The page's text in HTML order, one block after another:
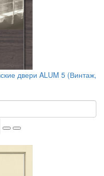
двери ALUM 5 (Винтаж,